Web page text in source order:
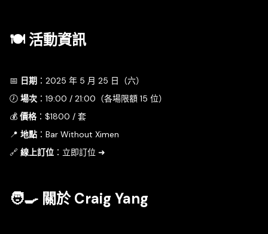
🍽 活動資訊
📅 日期 ：2025 年 5 月 25 日（六）
🕖 場次 ：19:00 / 21:00（各場限額 15 位）
💰 價格：$1800 / 套
📍 地點 ：Bar Without Ximen
🔗 線上訂位 ： 立即訂位 ➜
🧑‍🍳 關於 Craig Yang